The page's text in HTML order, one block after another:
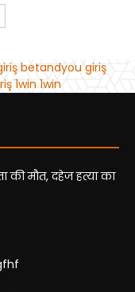
की मौत, दहेज हत्या का